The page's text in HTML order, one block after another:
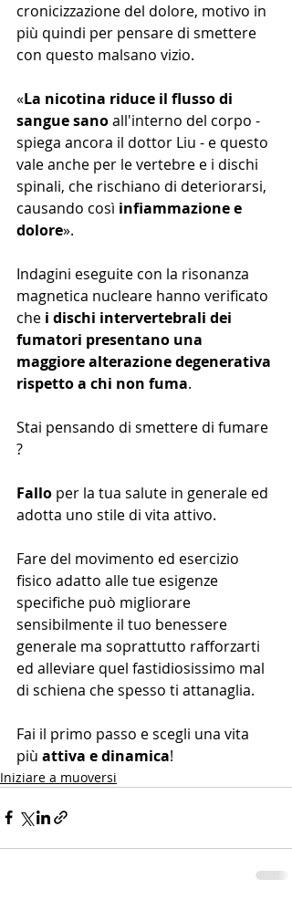
cronicizzazione del dolore, motivo in
più quindi per pensare di smettere
con questo malsano vizio.
«La nicotina riduce il flusso di
sangue sano all'interno del corpo -
spiega ancora il dottor Liu - e questo
vale anche per le vertebre e i dischi
spinali, che rischiano di deteriorarsi,
causando così infiammazione e
dolore».
Indagini eseguite con la risonanza
magnetica nucleare hanno verificato
che i dischi intervertebrali dei
fumatori presentano una
maggiore alterazione degenerativa
rispetto a chi non fuma.
Stai pensando di smettere di fumare
?
Fallo per la tua salute in generale ed
adotta uno stile di vita attivo.
Fare del movimento ed esercizio
fisico adatto alle tue esigenze
specifiche può migliorare
sensibilmente il tuo benessere
generale ma soprattutto rafforzarti
ed alleviare quel fastidiosissimo mal
di schiena che spesso ti attanaglia.
Fai il primo passo e scegli una vita
più attiva e dinamica!
Iniziare a muoversi